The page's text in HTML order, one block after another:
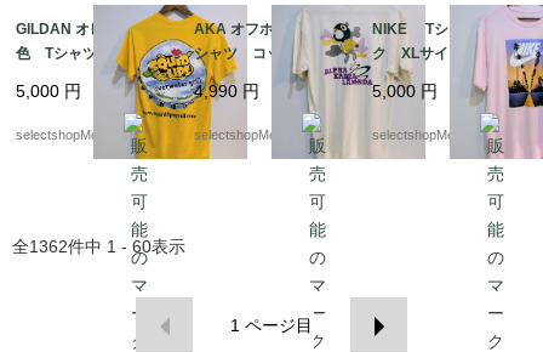
GILDAN オレンジ 黄
色 Tシャツ イカ リ
ップ 唇 ギルダン
イエロー Sサイズ
コットン HAITI製 リ
5,000 円
selectshopMerci.
AKA オフホワイト T
シャツ コットン Lサ
イズ ALPHA KAPPA
LAMBDA A .K.A
4,990 円
selectshopMerci.
NIKE Tシャツ ピン
ク XLサイズ ホワイ
ト ナイキ 夕日
5,000 円
selectshopMerci.
全1362件中 1 - 60表示
1 ページ目